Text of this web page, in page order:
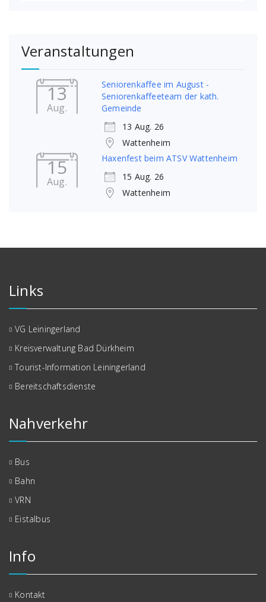
Veranstaltungen
13
Aug.
Seniorenkaffee im August -
Seniorenkaffeeteam der kath.
Gemeinde
13 Aug. 26
Wattenheim
15
Aug.
Haxenfest beim ATSV Wattenheim
15 Aug. 26
Wattenheim
Links
VG Leiningerland
Kreisverwaltung Bad Dürkheim
Tourist-Information Leiningerland
Bereitschaftsdienste
Nahverkehr
Bus
Bahn
VRN
Eistalbus
Info
Kontakt